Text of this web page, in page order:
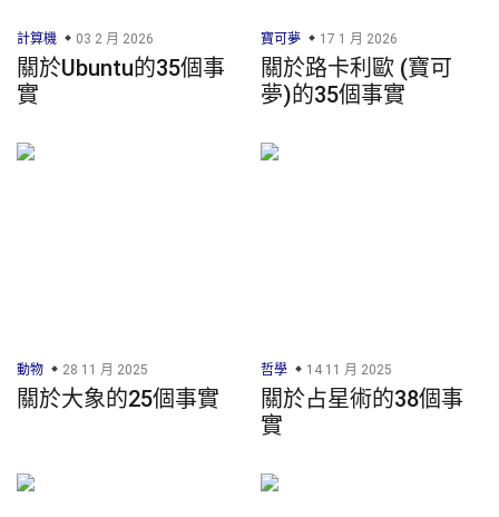
計算機 03 2 月 2026
關於Ubuntu的35個事
實
寶可夢 17 1 月 2026
關於路卡利歐 (寶可
夢)的35個事實
動物 28 11 月 2025
關於大象的25個事實
哲學 14 11 月 2025
關於占星術的38個事
實